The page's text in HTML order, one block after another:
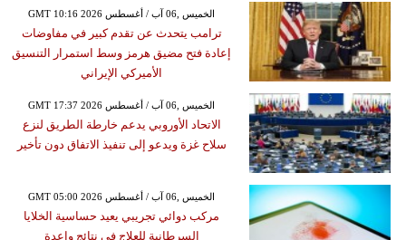
GMT 10:16 2026 الخميس ,06 آب / أغسطس
ترامب يتحدث عن تقدم كبير في مفاوضات
إعادة فتح مضيق هرمز وسط استمرار التنسيق
الأميركي الإيراني
GMT 17:37 2026 الخميس ,06 آب / أغسطس
الاتحاد الأوروبي يدعم خارطة الطريق لنزع
سلاح غزة ويدعو إلى تنفيذ الاتفاق دون تأخير
GMT 05:00 2026 الخميس ,06 آب / أغسطس
مركب دوائي تجريبي يعيد حساسية الخلايا
السرطانية للعلاج في نتائج واعدة